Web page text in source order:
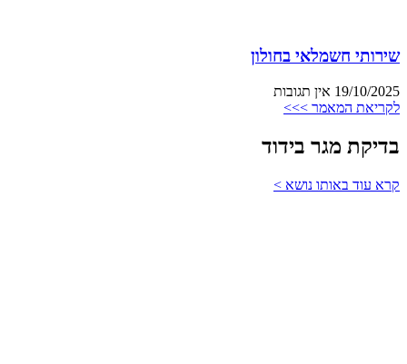
שירותי חשמלאי בחולון
19/10/2025 אין תגובות
לקריאת המאמר >>>
בדיקת מגר בידוד
קרא עוד באותו נושא >